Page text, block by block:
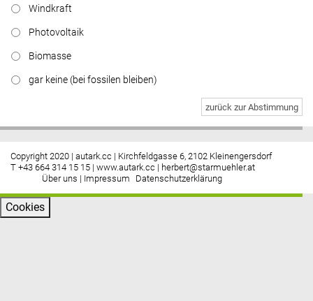
Windkraft
Photovoltaik
Biomasse
gar keine (bei fossilen bleiben)
zurück zur Abstimmung
Copyright 2020 | autark.cc | Kirchfeldgasse 6, 2102 Kleinengersdorf
T +43 664 314 15 15 | www.autark.cc | herbert@starmuehler.at
Über uns | Impressum Datenschutzerklärung
Cookies